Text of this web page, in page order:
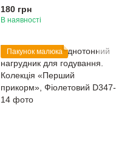
Колекція «Перший прикорм»,
Персиковий
180 грн
В наявності
Пакунок малюка